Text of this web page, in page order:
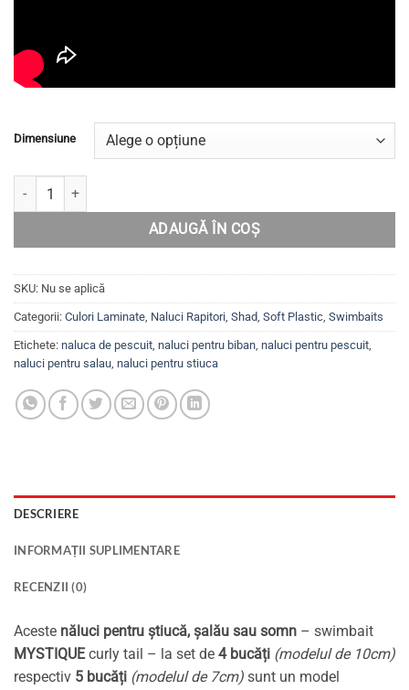
Dimensiune
Cantitate Set năluci pentru șalău,știucă,biban Swimbait MYSTIQUE
ADAUGĂ ÎN COȘ
SKU: Nu se aplică
Categorii: Culori Laminate, Naluci Rapitori, Shad, Soft Plastic, Swimbaits
Etichete: naluca de pescuit, naluci pentru biban, naluci pentru pescuit,
naluci pentru salau, naluci pentru stiuca
DESCRIERE
INFORMAȚII SUPLIMENTARE
RECENZII (0)
Aceste năluci pentru știucă, șalău sau somn – swimbait
MYSTIQUEcurly tail – la set de 4 bucăți (modelul de 10cm)
respectiv 5 bucăți (modelul de 7cm) sunt un model